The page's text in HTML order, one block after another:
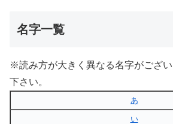
名字一覧
※読み方が大きく異なる名字がござ
下さい。
あ
い